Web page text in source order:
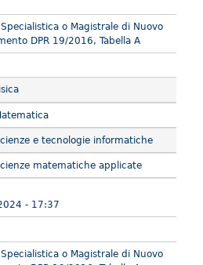
o Magistrale di Nuovo
DPR 19/2016, Tabella A
e tecnologie informatiche
matematiche applicate
- 17:37
o Magistrale di Nuovo